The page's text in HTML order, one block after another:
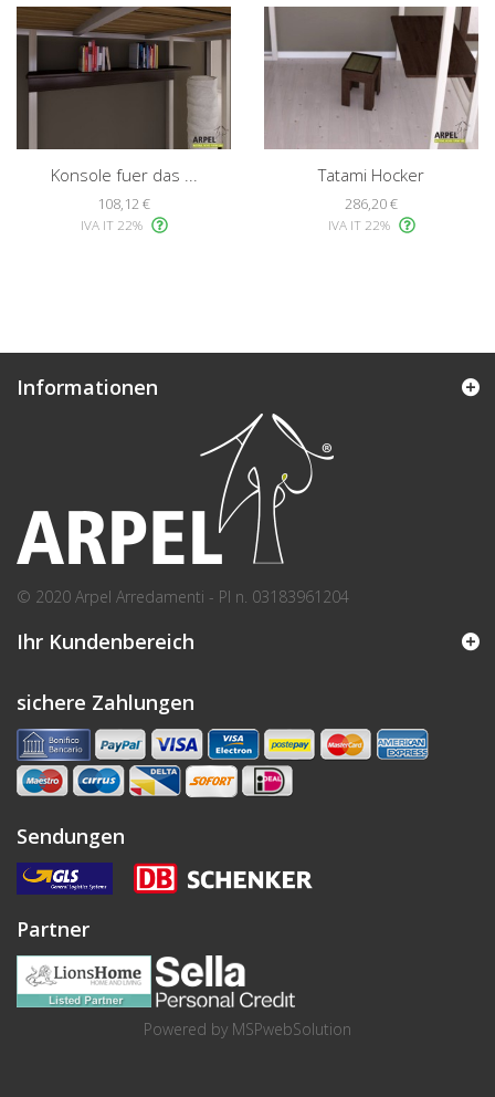
Konsole fuer das ...
108,12 €
IVA IT 22%
Tatami Hocker
286,20 €
IVA IT 22%
Informationen
© 2020 Arpel Arredamenti - PI n. 03183961204
Ihr Kundenbereich
sichere Zahlungen
Sendungen
Partner
Powered by MSPwebSolution